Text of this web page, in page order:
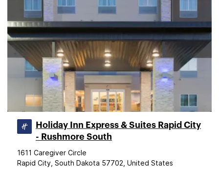
Holiday Inn Express & Suites Rapid City
- Rushmore South
1611 Caregiver Circle
Rapid City, South Dakota 57702, United States